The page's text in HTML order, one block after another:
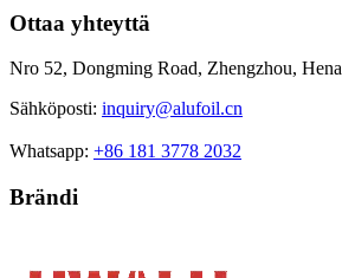
Ottaa yhteyttä
Nro 52, Dongming Road, Zhengzhou,
Sähköposti: inquiry@alufoil.cn
Whatsapp: +86 181 3778 2032
Brändi